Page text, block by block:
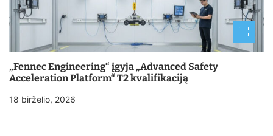
„Fennec Engineering“ įgyja „Advanced Safety
Acceleration Platform“ T2 kvalifikaciją
18 birželio, 2026